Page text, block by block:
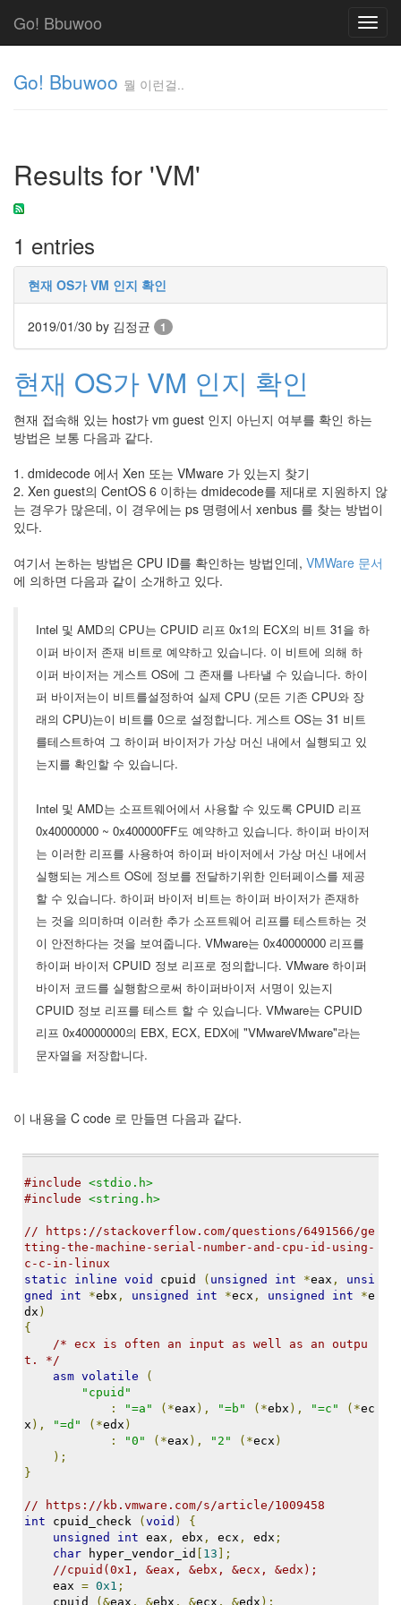
Go! Bbuwoo
Go! Bbuwoo 뭘 이런걸..
Results for 'VM'
1 entries
현재 OS가 VM 인지 확인
2019/01/30 by 김정균 1
현재 OS가 VM 인지 확인
현재 접속해 있는 host가 vm guest 인지 아닌지 여부를 확인 하는
방법은 보통 다음과 같다.
1. dmidecode 에서 Xen 또는 VMware 가 있는지 찾기
2. Xen guest의 CentOS 6 이하는 dmidecode를 제대로 지원하지 않
는 경우가 많은데, 이 경우에는 ps 명령에서 xenbus 를 찾는 방법이
있다.
여기서 논하는 방법은 CPU ID를 확인하는 방법인데, VMWare 문서
에 의하면 다음과 같이 소개하고 있다.
Intel 및 AMD의 CPU는 CPUID 리프 0x1의 ECX의 비트 31을 하
이퍼 바이저 존재 비트로 예약하고 있습니다. 이 비트에 의해 하
이퍼 바이저는 게스트 OS에 그 존재를 나타낼 수 있습니다. 하이
퍼 바이저는이 비트를설정하여 실제 CPU (모든 기존 CPU와 장
래의 CPU)는이 비트를 0으로 설정합니다. 게스트 OS는 31 비트
를테스트하여 그 하이퍼 바이저가 가상 머신 내에서 실행되고 있
는지를 확인할 수 있습니다.
Intel 및 AMD는 소프트웨어에서 사용할 수 있도록 CPUID 리프
0x40000000 ~ 0x400000FF도 예약하고 있습니다. 하이퍼 바이저
는 이러한 리프를 사용하여 하이퍼 바이저에서 가상 머신 내에서
실행되는 게스트 OS에 정보를 전달하기위한 인터페이스를 제공
할 수 있습니다. 하이퍼 바이저 비트는 하이퍼 바이저가 존재하
는 것을 의미하며 이러한 추가 소프트웨어 리프를 테스트하는 것
이 안전하다는 것을 보여줍니다. VMware는 0x40000000 리프를
하이퍼 바이저 CPUID 정보 리프로 정의합니다. VMware 하이퍼
바이저 코드를 실행함으로써 하이퍼바이저 서명이 있는지
CPUID 정보 리프를 테스트 할 수 있습니다. VMware는 CPUID
리프 0x40000000의 EBX, ECX, EDX에 "VMwareVMware"라는
문자열을 저장합니다.
이 내용을 C code 로 만들면 다음과 같다.
#include <stdio.h>
#include <string.h>
// https://stackoverflow.com/questions/6491566/ge
tting-the-machine-serial-number-and-cpu-id-using-
c-c-in-linux
static
inline void cpuid ( unsigned int *eax ,
unsi
gned
int *ebx , unsigned int *ecx , unsigned int *e
dx )
{
/* ecx is often an input as well as an outpu
t. */
asm volatile
(
"cpuid"
:
"=a" (*eax ), "=b" (*ebx ), "=c" (*ec
x ), "=d" (*edx )
:
"0" (*eax ), "2" (*ecx )
);
}
// https://kb.vmware.com/s/article/1009458
int cpuid_check ( void )
{
unsigned
int eax , ebx , ecx , edx ;
char hyper_vendor_id 13 ];
//cpuid(0x1, &eax, &ebx, &ecx, &edx);
eax = 0x1 ;
cpuid
(&eax , &ebx , &ecx , &edx );
걸..
김
정
균
Cloud
리
눅
스
AnNyung
Firefox
군
이
AnNyung
LInux
Find!
Categories
둘
사
고
일
Tech
143
안
녕
리
눅
스
그
밍
57
Mozilla
23
Trick